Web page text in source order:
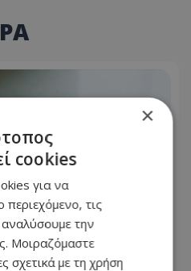
×
cookies
για να
περιεχόμενο, τις
αναλύσουμε την
Μοιραζόμαστε
σχετικά με τη χρήση